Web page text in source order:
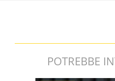
POTREBBE